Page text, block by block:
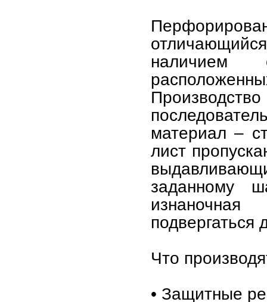
наличием
материал –
лист
заданному
подвергаться
Что
• Защитные